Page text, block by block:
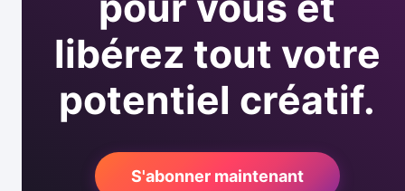
libérez tout votre
potentiel créatif.
S'abonner maintenant